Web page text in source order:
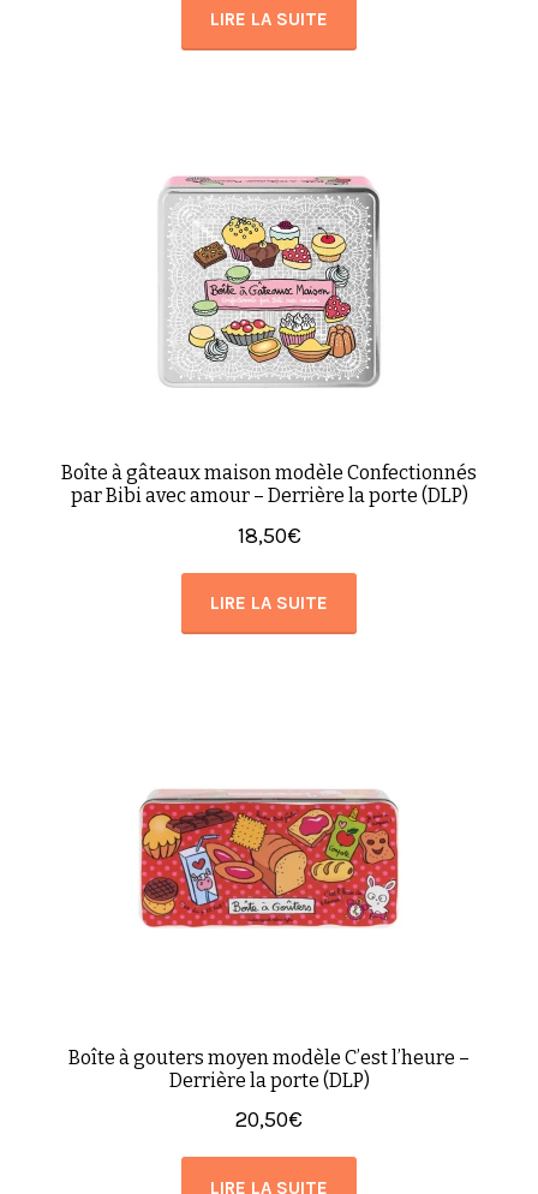
LIRE LA SUITE
Boîte à gâteaux maison modèle Confectionnés
par Bibi avec amour – Derrière la porte (DLP)
18,50€
LIRE LA SUITE
Boîte à gouters moyen modèle C’est l’heure –
Derrière la porte (DLP)
20,50€
LIRE LA SUITE